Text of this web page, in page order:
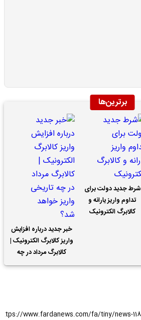
برترین‌ها
شرط جدید دولت برای
تداوم واریز یارانه و
کالابرگ الکترونیک
خبر جدید درباره افزایش
واریز کالابرگ الکترونیک |
کالابرگ مرداد در چه
تاریخی واریز خواهد شد؟